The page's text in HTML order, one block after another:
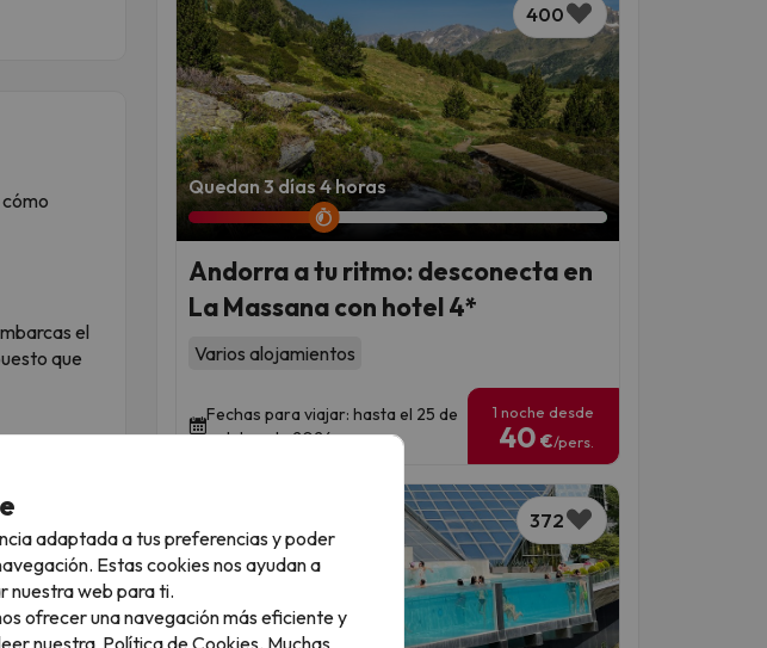
el
que
Montecatini
lo sigas
400
Quedan 3 días 4 horas
Andorra a tu ritmo: desconecta en
La Massana con hotel 4*
Varios alojamientos
Fechas para viajar: hasta el 25 de
octubre de 2026.
1 noche desde
40 €/pers.
372
adaptada a tus preferencias y poder
Estas cookies nos ayudan a
nuestra web para ti.
ofrecer una navegación más eficiente y
nuestra Política de Cookies. Muchas